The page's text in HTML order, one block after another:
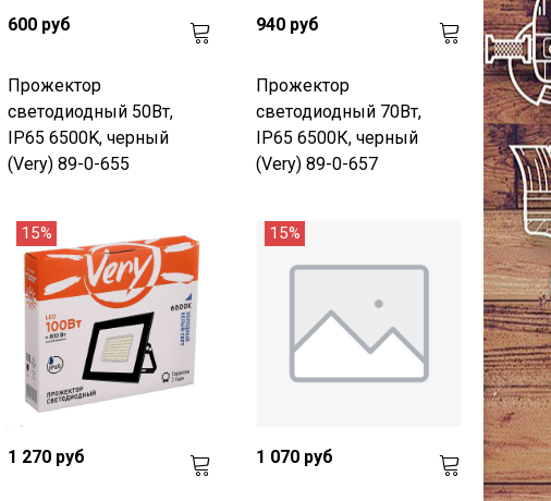
600 руб
Прожектор
светодиодный 50Вт,
IP65 6500K, черный
(Very) 89-0-655
940 руб
Прожектор
светодиодный 70Вт,
IP65 6500К, черный
(Very) 89-0-657
15%
1 270 руб
15%
1 070 руб